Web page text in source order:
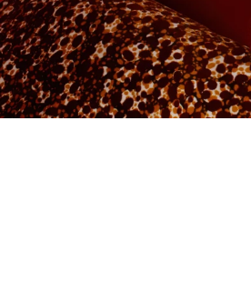
FAQ™ Dual LED Panel
POPÜLER